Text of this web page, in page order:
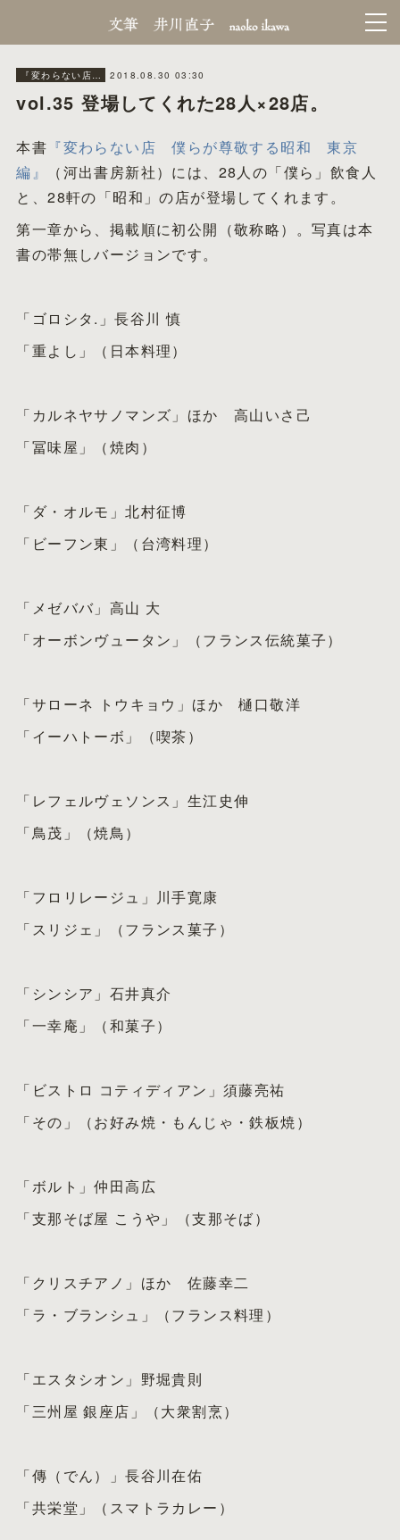
『変わらない店』making 2018.08.30 03:30
vol.35 登場してくれた28人×28店。
本書 『変わらない店 僕らが尊敬する昭和 東京
編』
（河出書房新社）には、28人の「僕ら」飲食人
と、28軒の「昭和」の店が登場してくれます。
第一章から、掲載順に初公開（敬称略）。写真は本
書の帯無しバージョンです。
「ゴロシタ.」長谷川 慎
「重よし」（日本料理）
「カルネヤサノマンズ」ほか 高山いさ己
「冨味屋」（焼肉）
「ダ・オルモ」北村征博
「ビーフン東」（台湾料理）
「メゼババ」高山 大
「オーボンヴュータン」（フランス伝統菓子）
「サローネ トウキョウ」ほか 樋口敬洋
「イーハトーボ」（喫茶）
「レフェルヴェソンス」生江史伸
「鳥茂」（焼鳥）
「フロリレージュ」川手寛康
「スリジェ」（フランス菓子）
「シンシア」石井真介
「一幸庵」（和菓子）
「ビストロ コティディアン」須藤亮祐
「その」（お好み焼・もんじゃ・鉄板焼）
「ボルト」仲田高広
「支那そば屋 こうや」（支那そば）
「クリスチアノ」ほか 佐藤幸二
「ラ・ブランシュ」（フランス料理）
「エスタシオン」野堀貴則
「三州屋 銀座店」（大衆割烹）
「傳（でん）」長谷川在佑
「共栄堂」（スマトラカレー）